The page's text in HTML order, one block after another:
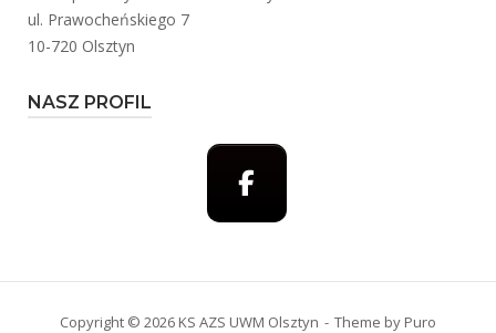
ul. Prawocheńskiego 7
10-720 Olsztyn
NASZ PROFIL
Copyright © 2026 KS AZS UWM Olsztyn Theme by Puro